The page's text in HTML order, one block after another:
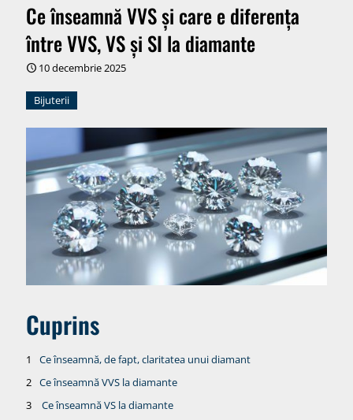
Ce înseamnă VVS și care e diferența
între VVS, VS și SI la diamante
10 decembrie 2025
Bijuterii
Cuprins
Ce înseamnă, de fapt, claritatea unui diamant
Ce înseamnă VVS la diamante
Ce înseamnă VS la diamante